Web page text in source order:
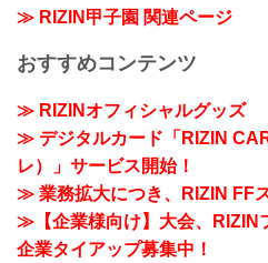
≫ RIZIN甲子園 関連ページ
おすすめコンテンツ
≫ RIZINオフィシャルグッズ
≫ デジタルカード「RIZIN
レ）」サービス開始！
≫ 業務拡大につき、RIZIN FF
≫【企業様向け】大会、RIZIN
企業タイアップ募集中！